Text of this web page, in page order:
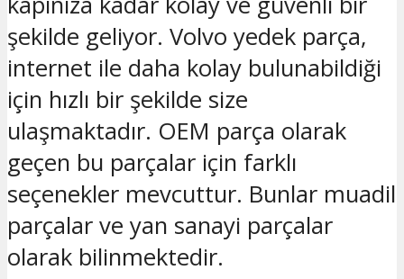
şekilde geliyor. Volvo yedek parça,
internet ile daha kolay bulunabildiği
için hızlı bir şekilde size
ulaşmaktadır. OEM parça olarak
geçen bu parçalar için farklı
seçenekler mevcuttur. Bunlar muadil
parçalar ve yan sanayi parçalar
olarak bilinmektedir.